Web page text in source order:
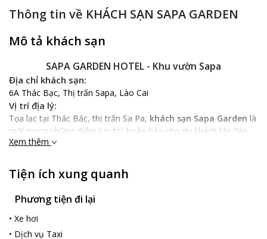
Thông tin về KHÁCH SẠN SAPA GARDEN
Mô tả khách sạn
SAPA GARDEN HOTEL - Khu vườn Sapa
Địa chỉ khách sạn:
6A Thác Bạc, Thị trấn Sapa, Lào Cai
Vị trí địa lý:
Tọa lạc tại Thác Bác, thị trấn Sa Pa, khách sạn Sapa Garden là
một trong những điểm lưu trú hoàn hảo cho du khách khi đến
với tỉnh Lào Cai. Từ nơi nghỉ ngơi này, du khách chỉ mất vài phút
như: núi Hàm Rồng, chợ Sapa, nhà thờ đá Sapa… Bến xe khách
Sa Pa cách khách sạn khoảng 2km.
Đặc điểm khách sạn Sapa Garden:
Khách sạn Sapa Garden
được trang bị đầy đủ tiện nghi, luôn cam kết mang lại cho quý
khách không gian nghỉ ngơi tuyệt vời nhất trong suốt những
Xem thêm
Tiện ích xung quanh
Phương tiện đi lại
• Xe hơi
• Dịch vụ Taxi